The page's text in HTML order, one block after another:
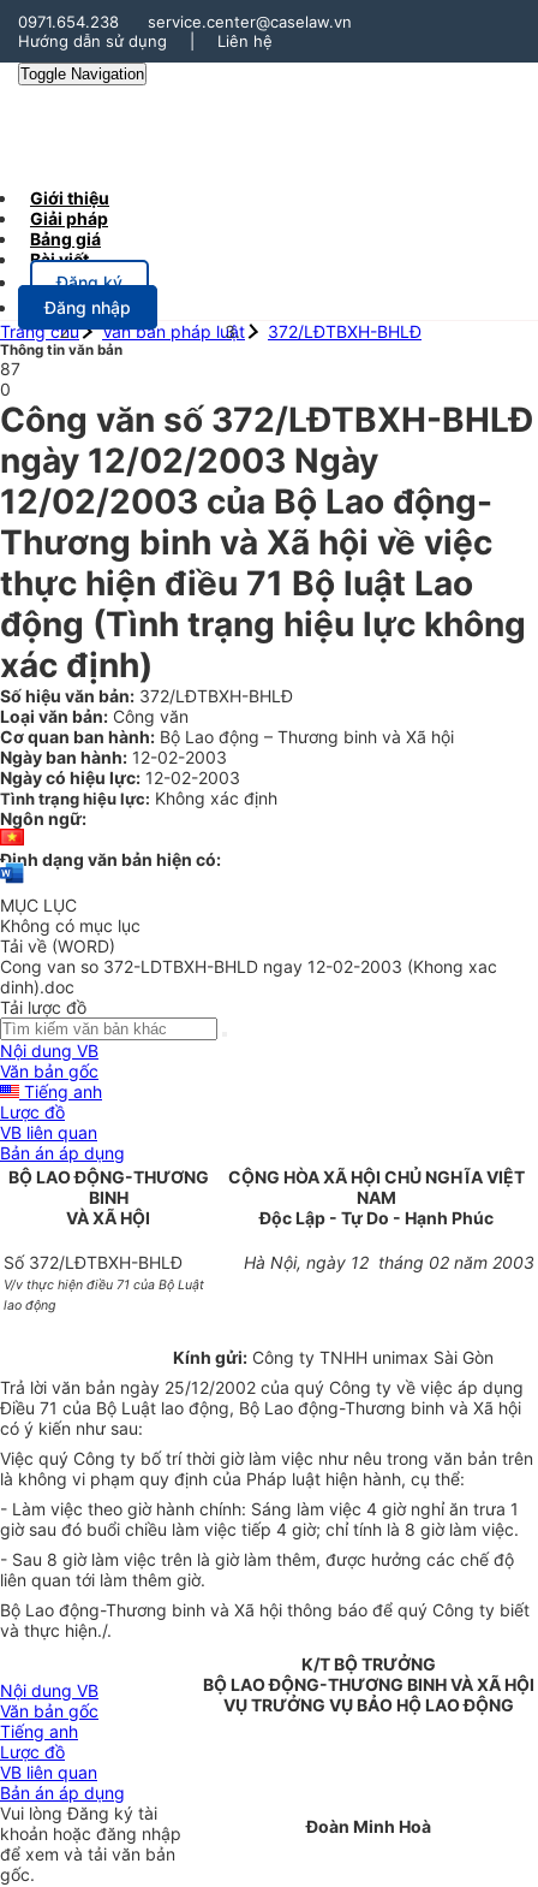
0971.654.238
service.center@caselaw.vn
Hướng dẫn sử dụng
Liên hệ
Toggle Navigation
Giới thiệu
Giải pháp
Bảng giá
Bài viết
Đăng ký
Đăng nhập
Trang chủ
Văn bản pháp luật 372/LĐTBXH-BHLĐ
Thông tin văn bản
87
0
Công văn số 372/LĐTBXH-BHLĐ
ngày 12/02/2003 Ngày
12/02/2003 của Bộ Lao động-
Thương binh và Xã hội về việc
thực hiện điều 71 Bộ luật Lao
động (Tình trạng hiệu lực không
xác định)
Số hiệu văn bản: 372/LĐTBXH-BHLĐ
Loại văn bản: Công văn
Cơ quan ban hành: Bộ Lao động – Thương binh và Xã hội
Ngày ban hành: 12-02-2003
Ngày có hiệu lực: 12-02-2003
Tình trạng hiệu lực: Không xác định
Ngôn ngữ:
Định dạng văn bản hiện có:
MỤC LỤC
Không có mục lục
Tải về (WORD)
Cong van so 372-LDTBXH-BHLD ngay 12-02-2003 (Khong xac
dinh).doc
Tải lược đồ
Nội dung VB
Văn bản gốc
Tiếng anh
Lược đồ
VB liên quan
Bản án áp dụng
BỘ LAO ĐỘNG-THƯƠNG
BINH
VÀ XÃ HỘI
CỘNG HÒA XÃ HỘI CHỦ NGHĨA VIỆT
NAM
Độc Lập - Tự Do - Hạnh Phúc
Số 372/LĐTBXH-BHLĐ
V/v thực hiện điều 71 của Bộ Luật
lao động
Hà Nội, ngày 12 tháng 02 năm 2003
Kính gửi: Công ty TNHH unimax Sài Gòn
Trả lời văn bản ngày 25/12/2002 của quý Công ty về việc áp dụng
Điều 71 của Bộ Luật lao động, Bộ Lao động-Thương binh và Xã hội
có ý kiến như sau:
Việc quý Công ty bố trí thời giờ làm việc như nêu trong văn bản trên
là không vi phạm quy định của Pháp luật hiện hành, cụ thể:
- Làm việc theo giờ hành chính: Sáng làm việc 4 giờ nghỉ ăn trưa 1
giờ sau đó buổi chiều làm việc tiếp 4 giờ; chỉ tính là 8 giờ làm việc.
- Sau 8 giờ làm việc trên là giờ làm thêm, được hưởng các chế độ
liên quan tới làm thêm giờ.
Bộ Lao động-Thương binh và Xã hội thông báo để quý Công ty biết
và thực hiện./.
K/T BỘ TRƯỞNG
BỘ LAO ĐỘNG-THƯƠNG BINH VÀ XÃ HỘI
VỤ TRƯỞNG VỤ BẢO HỘ LAO ĐỘNG
Đoàn Minh Hoà
Nội dung VB
Văn bản gốc
Tiếng anh
Lược đồ
VB liên quan
Bản án áp dụng
Vui lòngĐăng ký tài
khoản hoặc đăng nhập
để xem và tải văn bản
gốc.